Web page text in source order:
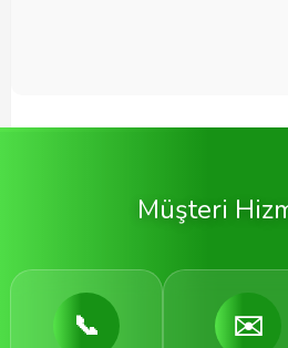
Müşteri
📞 ✉️